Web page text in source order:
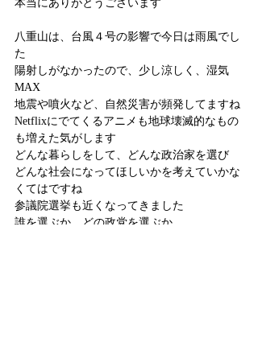
本当にありがとうございます
八重山は、台風４号の影響で今日は雨風でし
た
陽射しがなかったので、少し涼しく、湿気
MAX
地震や噴火など、自然災害が頻発してますね
Netflixにでてくるアニメも地球壊滅的なもの
も増えた気がします
どんな暮らしをして、どんな政治家を選び
どんな社会になってほしいかを考えていかな
くてはですね
参議院選挙も近くなってきました
誰を選ぶか、どの政党を選ぶか